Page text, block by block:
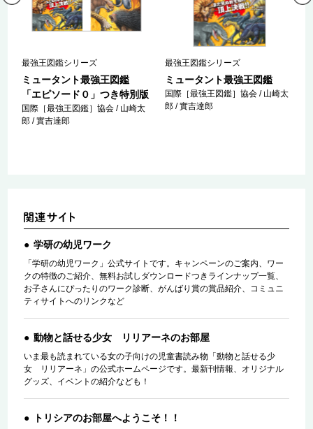
最強王図鑑シリーズ
ミュータント最強王図鑑
「エピソード０」つき特別版
国際［最強王図鑑］協会 / 山崎太
郎 / 實吉達郎
最強王図鑑シリーズ
ミュータント最強王図鑑
国際［最強王図鑑］協会 / 山崎太
郎 / 實吉達郎
学研の幼児ワーク
「学研の幼児ワーク」公式サイトです。キャンペーンのご案内、ワー
クの特徴のご紹介、無料お試しダウンロードつきラインナップ一覧、
お子さんにぴったりのワーク診断、がんばり賞の賞品紹介、コミュニ
ティサイトへのリンクなど
動物と話せる少女 リリアーネのお部屋
いま最も読まれている女の子向けの児童書読み物「動物と話せる少
女 リリアーネ」の公式ホームページです。最新刊情報、オリジナル
グッズ、イベントの紹介なども！
トリシアのお部屋へようこそ！！